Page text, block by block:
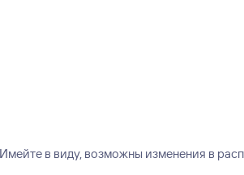
в виду, возможны изменения в